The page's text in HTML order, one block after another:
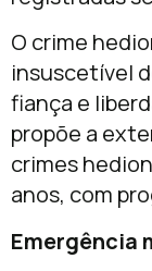
O crime
insuscetível
fiança e
propõe a
crimes
anos, com
Emergência